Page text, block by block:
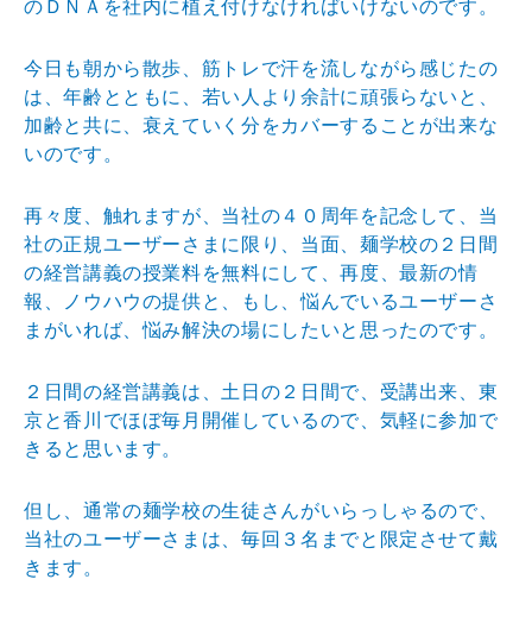
のＤＮＡ を社内に植え付けなければいけないのです。
今日も朝から散歩、筋トレで汗を流しながら感じたの
は、年齢とともに、若い人より余計に頑張らないと、
加齢と共に、衰えていく分をカバーすることが出来な
いのです。
再々度、触れますが、当社の４０周年を記念して、当
社の正規ユーザーさまに限り、当面、麺学校の２日間
の経営講義の授業料を無料にして、再度、最新の情
報、ノウハウの提供と、もし、悩んでいるユーザーさ
まがいれば、悩み解決の場にしたいと思ったのです。
２日間の経営講義は、土日の２日間で、受講出来、東
京と香川でほぼ毎月開催しているので、気軽に参加で
きると思います。
但し、通常の麺学校の生徒さんがいらっしゃるので、
当社のユーザーさまは、毎回３名までと限定させて戴
きます。